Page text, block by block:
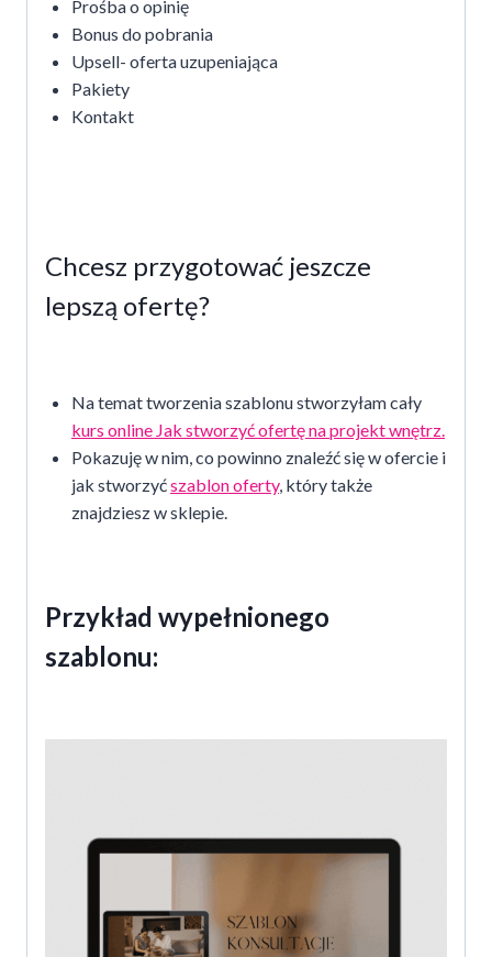
Prośba o opinię
Bonus do pobrania
Upsell- oferta uzupeniająca
Pakiety
Kontakt
Chcesz przygotować jeszcze
lepszą ofertę?
Na temat tworzenia szablonu stworzyłam cały
kurs online Jak stworzyć ofertę na projekt wnętrz.
Pokazuję w nim, co powinno znaleźć się w ofercie i
jak stworzyćszablon oferty, który także
znajdziesz w sklepie.
Przykład wypełnionego
szablonu: